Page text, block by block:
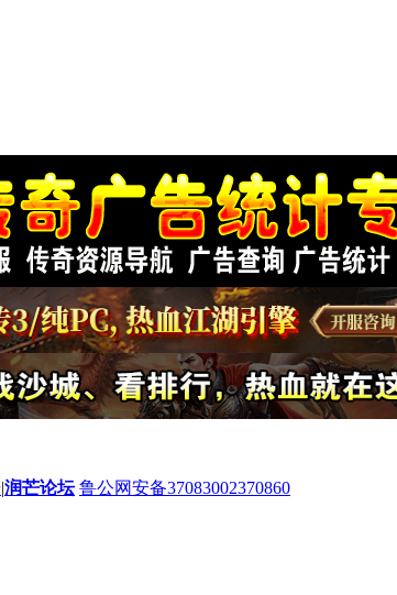
|润芒论坛 鲁公网安备37083002370860